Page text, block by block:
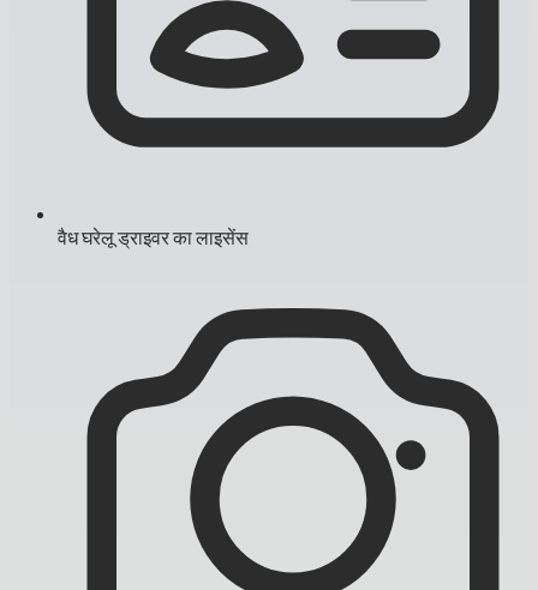
वैध घरेलू ड्राइवर का लाइसेंस